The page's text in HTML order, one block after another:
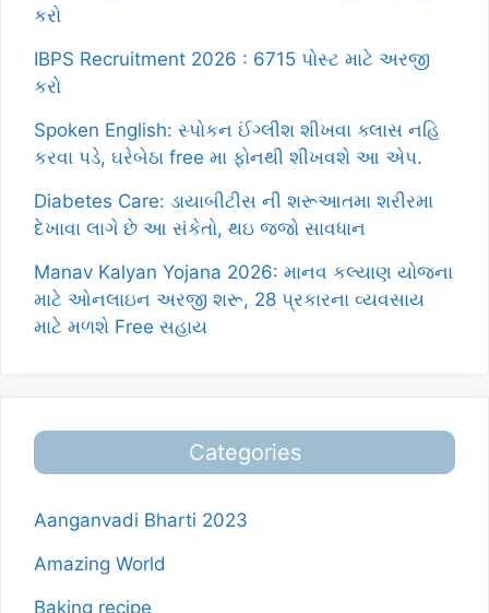
કરો
IBPS Recruitment 2026 : 6715 પોસ્ટ માટે અરજી
કરો
Spoken English: સ્પોકન ઈંગ્લીશ શીખવા ક્લાસ નહિ
કરવા પડે, ઘરેબેઠા free મા ફોનથી શીખવશે આ એપ.
Diabetes Care: ડાયાબીટીસ ની શરૂઆતમા શરીરમા
દેખાવા લાગે છે આ સંકેતો, થઇ જજો સાવધાન
Manav Kalyan Yojana 2026: માનવ કલ્યાણ યોજના
માટે ઓનલાઇન અરજી શરૂ, 28 પ્રકારના વ્યવસાય
માટે મળશે Free સહાય
Categories
Aanganvadi Bharti 2023
Amazing World
Baking recipe